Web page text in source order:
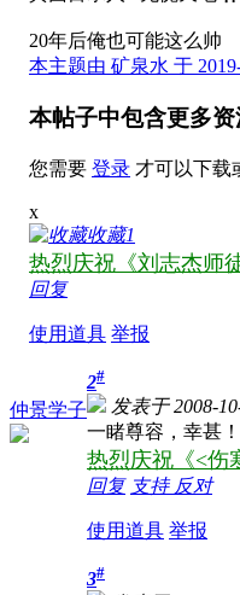
20年后俺也可能这么帅
本主题由 矿泉水 于
本帖子中包含更多资
您需要 登录 才可以下载
x
收藏1
热烈庆祝《刘志杰师
回复
使用道具 举报
仲景学子
2#
发表于 2008-
一睹尊容，幸甚
热烈庆祝《<伤
回复 支持 反对
使用道具 举报
3#